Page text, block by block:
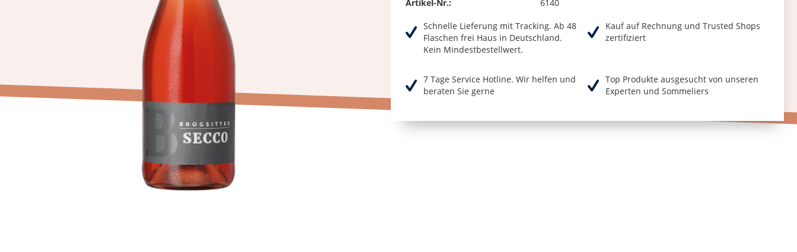
Artikel-Nr.: 6140
Schnelle Lieferung mit Tracking. Ab 48
Flaschen frei Haus in Deutschland.
Kein Mindestbestellwert.
Kauf auf Rechnung und Trusted Shops
zertifiziert
7 Tage Service Hotline. Wir helfen und
beraten Sie gerne
Top Produkte ausgesucht von unseren
Experten und Sommeliers